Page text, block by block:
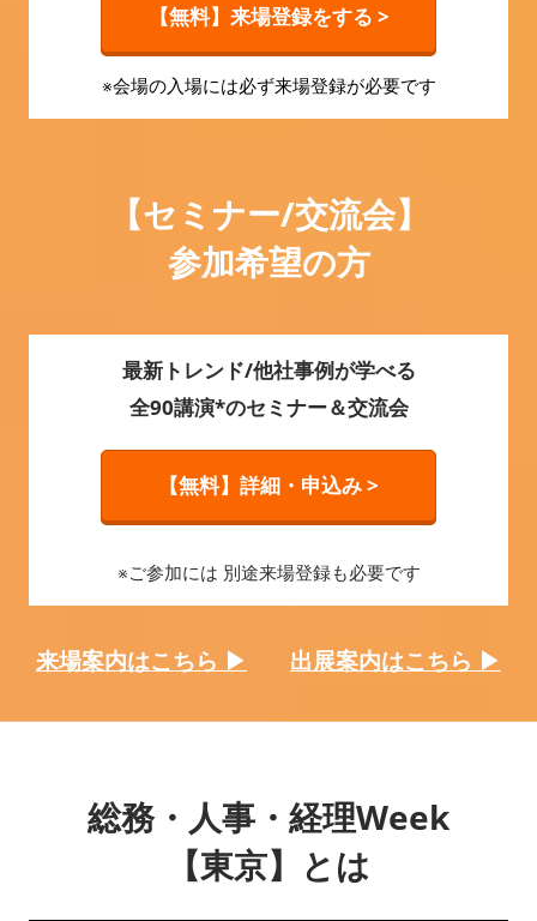
【無料】来場登録をする >
※会場の入場には必ず来場登録が必要です
【セミナー/交流会】
参加希望の方
最新トレンド/他社事例が学べる
全90講演*のセミナー＆交流会
【無料】詳細・申込み >
※ご参加には 別途来場登録も必要です
来場案内はこちら ▶ 出展案内はこちら ▶
総務・人事・経理Week
【東京】とは